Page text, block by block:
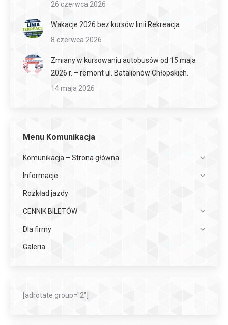
26 czerwca 2026
Wakacje 2026 bez kursów linii Rekreacja
8 czerwca 2026
Zmiany w kursowaniu autobusów od 15 maja
2026 r. – remont ul. Batalionów Chłopskich.
14 maja 2026
Menu Komunikacja
Komunikacja – Strona główna
Informacje
Rozkład jazdy
CENNIK BILETÓW
Dla firmy
Galeria
[adrotate group="2"]